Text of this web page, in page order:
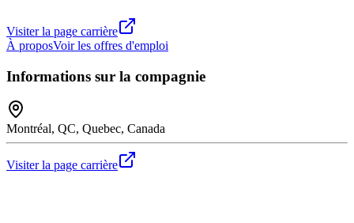
Visiter la page carrière
À proposVoir les offres d'emploi
Informations sur la compagnie
Montréal, QC, Quebec, Canada
Visiter la page carrière